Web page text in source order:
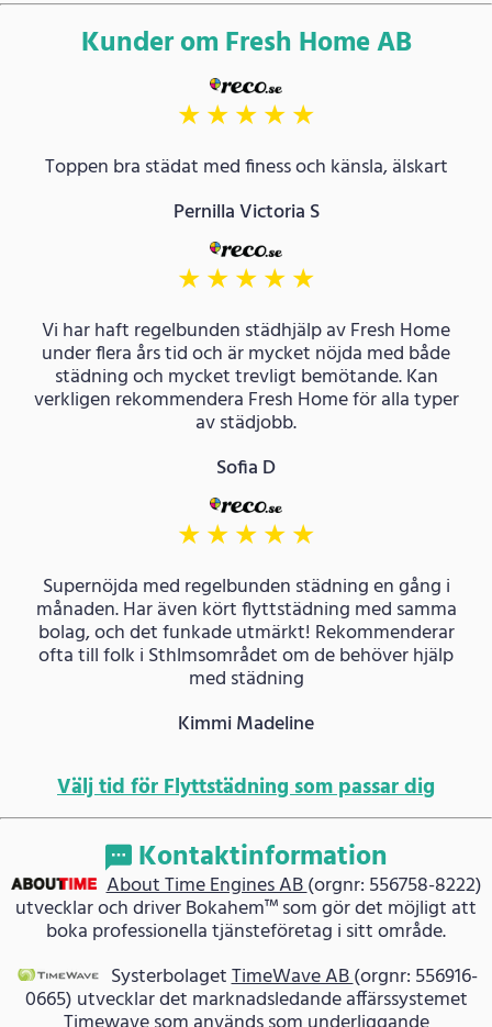
Kunder om Fresh Home AB
★★★★★
Toppen bra städat med finess och känsla, älskart
Pernilla Victoria S
★★★★★
Vi har haft regelbunden städhjälp av Fresh Home
under flera års tid och är mycket nöjda med både
städning och mycket trevligt bemötande. Kan
verkligen rekommendera Fresh Home för alla typer
av städjobb.
Sofia D
★★★★★
Supernöjda med regelbunden städning en gång i
månaden. Har även kört flyttstädning med samma
bolag, och det funkade utmärkt! Rekommenderar
ofta till folk i Sthlmsområdet om de behöver hjälp
med städning
Kimmi Madeline
Välj tid för Flyttstädning som passar dig
Kontaktinformation
About Time Engines AB(orgnr: 556758-8222)
utvecklar och driver Bokahem™ som gör det möjligt att
boka professionella tjänsteföretag i sitt område.
SysterbolagetTimeWave AB(orgnr: 556916-
0665) utvecklar det marknadsledande affärssystemet